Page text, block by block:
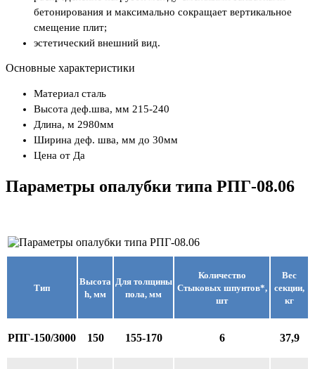
бетонирования и максимально сокращает вертикальное
смещение плит;
эстетический внешний вид.
Основные характеристики
Материал сталь
Высота деф.шва, мм 215-240
Длина, м 2980мм
Ширина деф. шва, мм до 30мм
Цена от Да
Параметры опалубки типа РПГ-08.06
Тип
Высота
h, мм
Для толщины
пола, мм
Количество
Стыковых шпунтов*,
шт
Вес
секции,
кг
РПГ-150/3000 150 155-170 6 37,9